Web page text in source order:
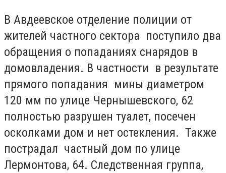
В Авдеевское отделение полиции от
жителей частного сектора поступило два
обращения о попаданиях снарядов в
домовладения. В частности в результате
прямого попадания мины диаметром
120 мм по улице Чернышевского, 62
полностью разрушен туалет, посечен
осколками дом и нет остекления. Также
пострадал частный дом по улице
Лермонтова, 64. Следственная группа,